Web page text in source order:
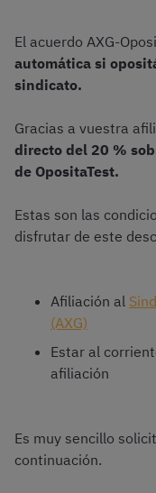
El acuerdo AXG-
automática si
sindicato.
Gracias a vuestra
directo del 20 %
de OpositaTest.
Estas son las
disfrutar de este
Afiliación al
(AXG)
Estar al
afiliación
Es muy sencillo
continuación.